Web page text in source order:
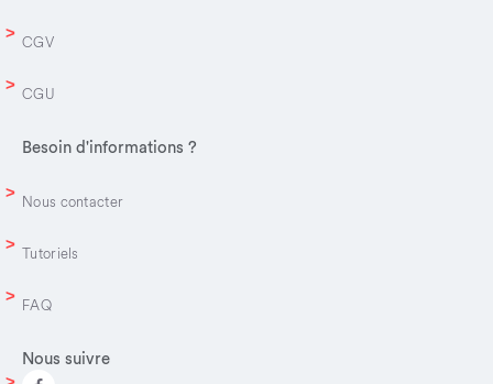
CGV
CGU
Besoin d'informations ?
Nous contacter
Tutoriels
FAQ
Nous suivre